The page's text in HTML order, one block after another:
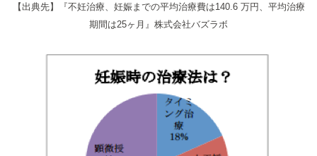
【出典先】『不妊治療、妊娠までの平均治療費は140.6 万円、平均治療
期間は25ヶ月』株式会社バズラボ